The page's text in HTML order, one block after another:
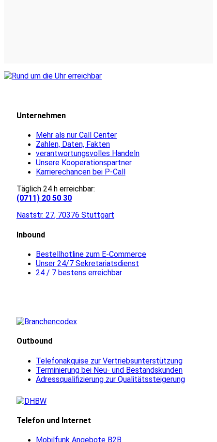
Unternehmen
Mehr als nur Call Center
Zahlen, Daten, Fakten
verantwortungsvolles Handeln
Unsere Kooperationspartner
Karrierechancen bei P-Call
Täglich 24 h erreichbar:
(0711) 20 50 30
Naststr. 27, 70376 Stuttgart
Inbound
Bestellhotline zum E-Commerce
Unser 24/7 Sekretariatsdienst
24 / 7 bestens erreichbar
Outbound
Telefonakquise zur Vertriebsunterstützung
Terminierung bei Neu- und Bestandskunden
Adressqualifizierung zur Qualitätssteigerung
Telefon und Internet
Mobilfunk Angebote B2B